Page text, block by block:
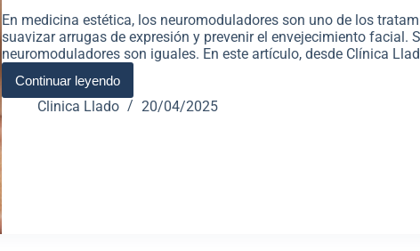
En medicina estética, los neuromoduladores son uno de los
suavizar arrugas de expresión y prevenir el envejecimiento facial.
neuromoduladores son iguales. En este artículo, desde Clínica
Continuar leyendo
Clinica Llado 20/04/2025